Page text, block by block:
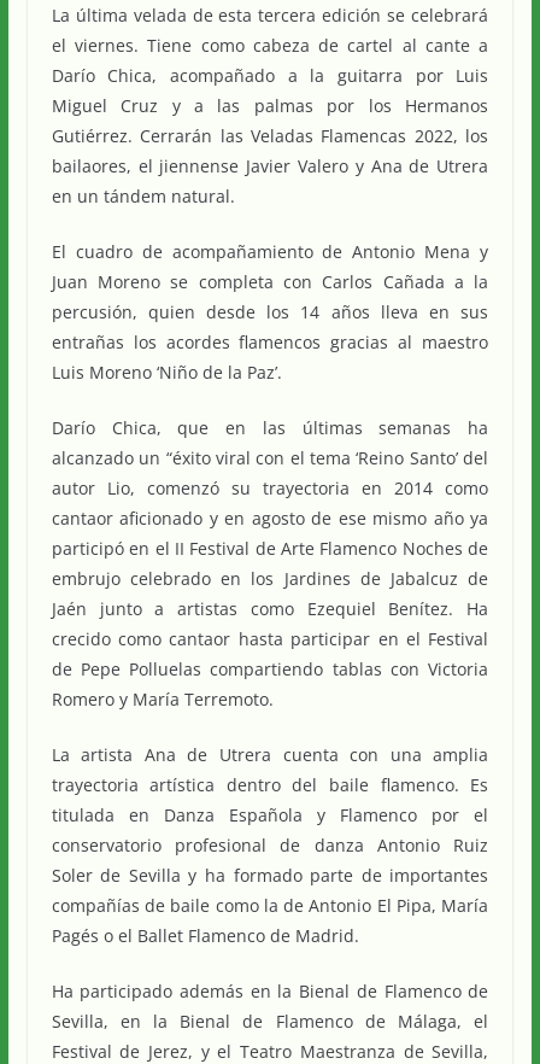
La última velada de esta tercera edición se celebrará
el viernes. Tiene como cabeza de cartel al cante a
Darío Chica, acompañado a la guitarra por Luis
Miguel Cruz y a las palmas por los Hermanos
Gutiérrez. Cerrarán las Veladas Flamencas 2022, los
bailaores, el jiennense Javier Valero y Ana de Utrera
en un tándem natural.
El cuadro de acompañamiento de Antonio Mena y
Juan Moreno se completa con Carlos Cañada a la
percusión, quien desde los 14 años lleva en sus
entrañas los acordes flamencos gracias al maestro
Luis Moreno ‘Niño de la Paz’.
Darío Chica, que en las últimas semanas ha
alcanzado un “éxito viral con el tema ‘Reino Santo’ del
autor Lio, comenzó su trayectoria en 2014 como
cantaor aficionado y en agosto de ese mismo año ya
participó en el II Festival de Arte Flamenco Noches de
embrujo celebrado en los Jardines de Jabalcuz de
Jaén junto a artistas como Ezequiel Benítez. Ha
crecido como cantaor hasta participar en el Festival
de Pepe Polluelas compartiendo tablas con Victoria
Romero y María Terremoto.
La artista Ana de Utrera cuenta con una amplia
trayectoria artística dentro del baile flamenco. Es
titulada en Danza Española y Flamenco por el
conservatorio profesional de danza Antonio Ruiz
Soler de Sevilla y ha formado parte de importantes
compañías de baile como la de Antonio El Pipa, María
Pagés o el Ballet Flamenco de Madrid.
Ha participado además en la Bienal de Flamenco de
Sevilla, en la Bienal de Flamenco de Málaga, el
Festival de Jerez, y el Teatro Maestranza de Sevilla,